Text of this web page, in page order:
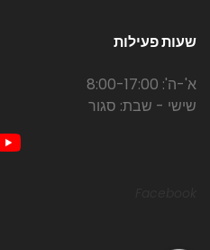
שעות פעילות
א'-ה': 8:00-17:00
שישי - שבת: סגור